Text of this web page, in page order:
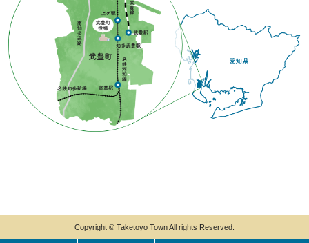
Copyright © Taketoyo Town All rights Reserved.